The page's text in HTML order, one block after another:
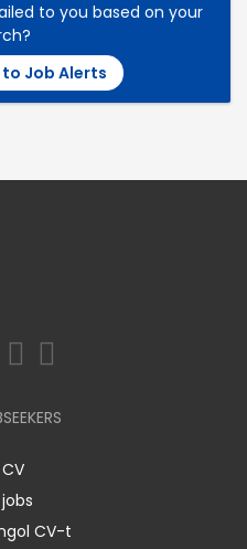
to you based on your
Job Alerts
CV-t